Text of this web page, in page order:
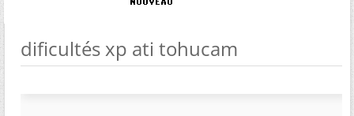
dificultés xp ati tohucam